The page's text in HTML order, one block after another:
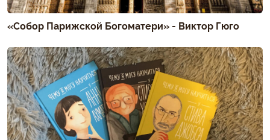
«Собор Парижской Богоматери» - Виктор Гюго